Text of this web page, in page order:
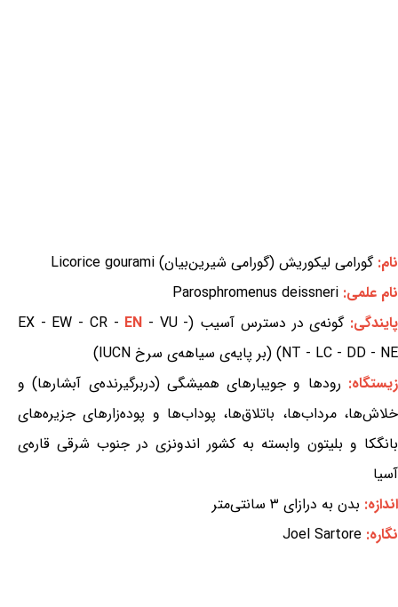
نام:گورامی لیکوریش (گورامی شیرین‌بیان) Licorice gourami
نام علمی: Parosphromenus deissneri
پایندگی:گونه‌ی در دسترس آسیب (EX - EW - CR - EN - VU -
NT - LC - DD - NE) (بر پایه‌ی سیاهه‌ی سرخ IUCN)
زیستگاه: رودها و جویبارهای همیشگی (دربرگیرنده‌ی آبشارها) و
خلاش‌ها، مرداب‌ها، باتلاق‌ها، پوداب‌ها و پوده‌زارهای جزیره‌های
بانگکا و بلیتون وابسته به کشور اندونزی در جنوب شرقی قاره‌ی
آسیا
اندازه: بدن به درازای ۳ سانتی‌متر
نگاره: Joel Sartore